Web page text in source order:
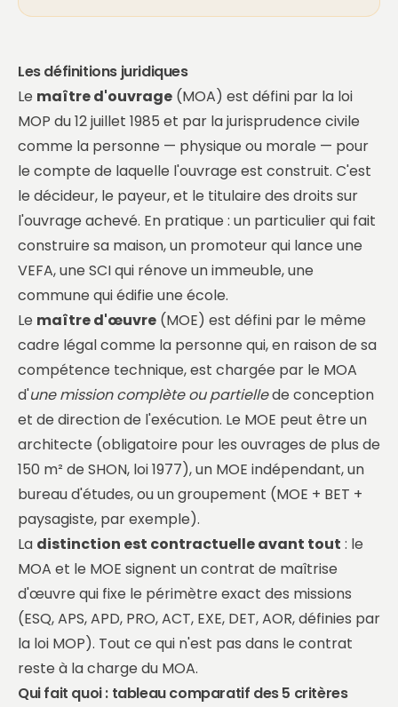
Les définitions juridiques
Le maître d'ouvrage (MOA) est défini par la loi
MOP du 12 juillet 1985 et par la jurisprudence civile
comme la personne — physique ou morale — pour
le compte de laquelle l'ouvrage est construit. C'est
le décideur, le payeur, et le titulaire des droits sur
l'ouvrage achevé. En pratique : un particulier qui fait
construire sa maison, un promoteur qui lance une
VEFA, une SCI qui rénove un immeuble, une
commune qui édifie une école.
Le maître d'œuvre (MOE) est défini par le même
cadre légal comme la personne qui, en raison de sa
compétence technique, est chargée par le MOA
d'une mission complète ou partiellede conception
et de direction de l'exécution. Le MOE peut être un
architecte (obligatoire pour les ouvrages de plus de
150 m² de SHON, loi 1977), un MOE indépendant, un
bureau d'études, ou un groupement (MOE + BET +
paysagiste, par exemple).
La distinction est contractuelle avant tout : le
MOA et le MOE signent un contrat de maîtrise
d'œuvre qui fixe le périmètre exact des missions
(ESQ, APS, APD, PRO, ACT, EXE, DET, AOR, définies par
la loi MOP). Tout ce qui n'est pas dans le contrat
reste à la charge du MOA.
Qui fait quoi : tableau comparatif des 5 critères